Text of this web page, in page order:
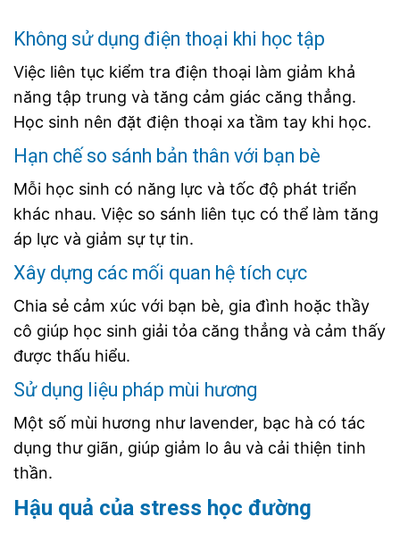
Không sử dụng điện thoại khi học tập
Việc liên tục kiểm tra điện thoại làm giảm khả
năng tập trung và tăng cảm giác căng thẳng.
Học sinh nên đặt điện thoại xa tầm tay khi học.
Hạn chế so sánh bản thân với bạn bè
Mỗi học sinh có năng lực và tốc độ phát triển
khác nhau. Việc so sánh liên tục có thể làm tăng
áp lực và giảm sự tự tin.
Xây dựng các mối quan hệ tích cực
Chia sẻ cảm xúc với bạn bè, gia đình hoặc thầy
cô giúp học sinh giải tỏa căng thẳng và cảm thấy
được thấu hiểu.
Sử dụng liệu pháp mùi hương
Một số mùi hương như lavender, bạc hà có tác
dụng thư giãn, giúp giảm lo âu và cải thiện tinh
thần.
Hậu quả của stress học đường